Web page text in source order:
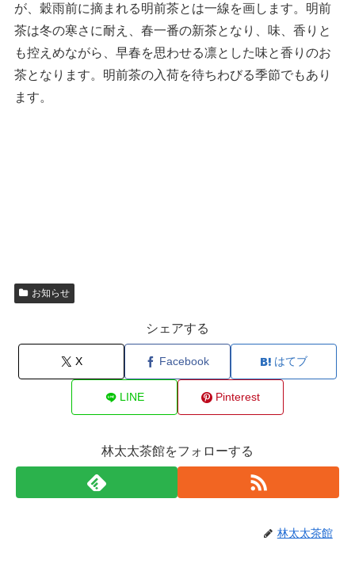
が、穀雨前に摘まれる明前茶とは一線を画します。明前
茶は冬の寒さに耐え、春一番の新茶となり、味、香りと
も控えめながら、早春を思わせる凛とした味と香りのお
茶となります。明前茶の入荷を待ちわびる季節でもあり
ます。
お知らせ
シェアする
X Facebook はてブ
LINE Pinterest
林太太茶館をフォローする
林太太茶館